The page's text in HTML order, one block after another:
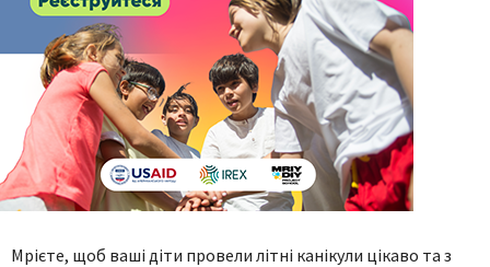
Мрієте, щоб ваші діти провели літні канікули цікаво та з